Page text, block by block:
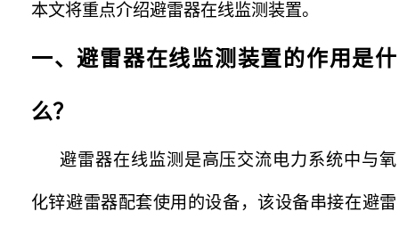
本文将重点介绍避雷器在线监测装置。
一、避雷器在线监测装置的作用是什
么？
避雷器在线监测是高压交流电力系统中与氧
化锌避雷器配套使用的设备，该设备串接在避雷